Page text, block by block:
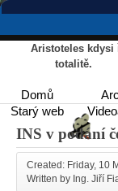
Aristoteles kdysi
totalitě.
Domů
Starý web
INS v podání
Created: Friday, 10
Written by Ing. Jiří